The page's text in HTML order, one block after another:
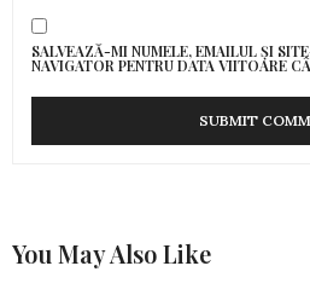
SALVEAZĂ-MI NUMELE, EMAILUL ȘI
NAVIGATOR PENTRU DATA VIITOARE
You May Also Like